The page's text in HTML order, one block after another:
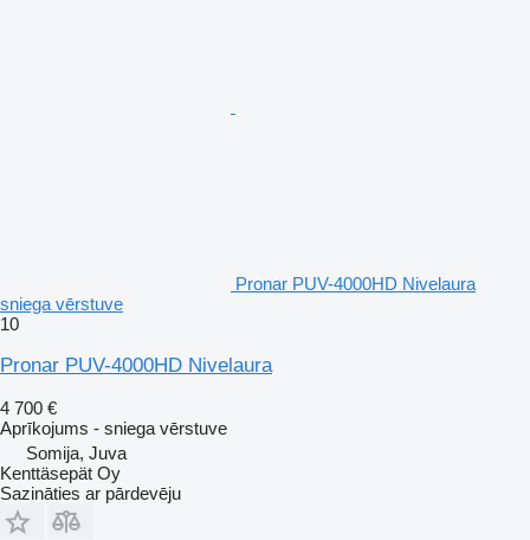
Pronar PUV-4000HD Nivelaura
sniega vērstuve
10
Pronar PUV-4000HD Nivelaura
4 700 €
Aprīkojums - sniega vērstuve
Somija, Juva
Kenttäsepät Oy
Sazināties ar pārdevēju